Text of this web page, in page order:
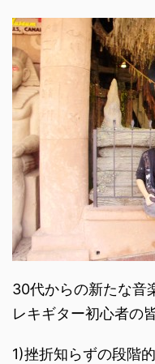
30代からの新たな音
レキギター初心者の
1)挫折知らずの段階